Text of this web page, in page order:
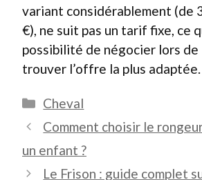
variant considérablement (de
€), ne suit pas un tarif fixe, ce
possibilité de négocier lors de
trouver l’offre la plus adaptée.
Catégories
Cheval
Comment choisir le
un enfant ?
Le Frison : guide complet